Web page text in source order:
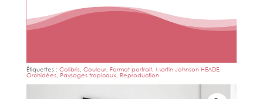
Étiquettes : Colibris, Couleur, Format portrait, Martin Johnson HEADE,
Orchidées, Paysages tropicaux, Reproduction